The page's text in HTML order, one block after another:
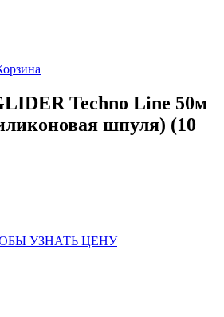
Techno Line 50м
шпуля) (10
УЗНАТЬ ЦЕНУ